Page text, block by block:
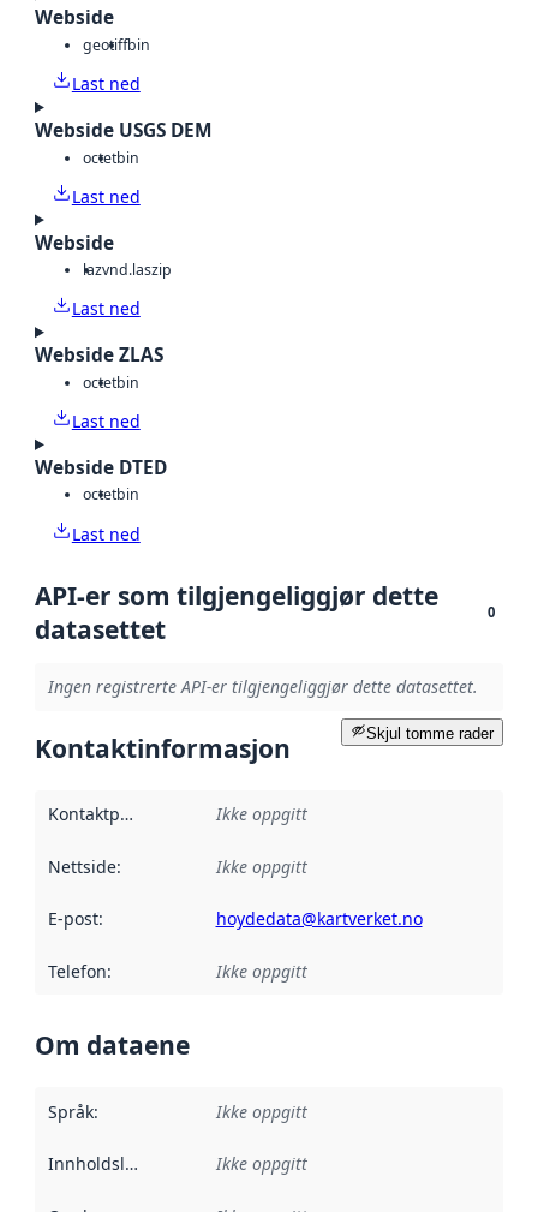
Webside
geotiffbin
Last ned
Webside USGS DEM
octetbin
Last ned
Webside
lazvnd.laszip
Last ned
Webside ZLAS
octetbin
Last ned
Webside DTED
octetbin
Last ned
API-er som tilgjengeliggjør dette
datasettet
0
Ingen registrerte API-er tilgjengeliggjør dette datasettet.
Skjul tomme rader
Kontaktinformasjon
Kontaktpunkt Ikke oppgitt
Nettside: Ikke oppgitt
E-post: hoydedata@kartverket.no
Telefon: Ikke oppgitt
Om dataene
Språk: Ikke oppgitt
Innholdsleverandører :
Ikke oppgitt